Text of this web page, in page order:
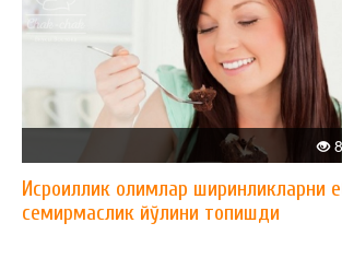
Исроиллик олимлар ширинликларни
семирмаслик йўлини топишди